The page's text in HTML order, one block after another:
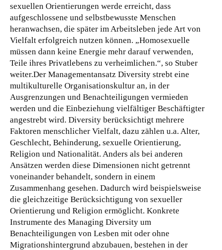
sexuellen Orientierungen werde erreicht, dass
aufgeschlossene und selbstbewusste Menschen
heranwachsen, die später im Arbeitsleben jede Art von
Vielfalt erfolgreich nutzen können. „Homosexuelle
müssen dann keine Energie mehr darauf verwenden,
Teile ihres Privatlebens zu verheimlichen.“, so Stuber
weiter.Der Managementansatz Diversity strebt eine
multikulturelle Organisationskultur an, in der
Ausgrenzungen und Benachteiligungen vermieden
werden und die Einbeziehung vielfältiger Beschäftigter
angestrebt wird. Diversity berücksichtigt mehrere
Faktoren menschlicher Vielfalt, dazu zählen u.a. Alter,
Geschlecht, Behinderung, sexuelle Orientierung,
Religion und Nationalität. Anders als bei anderen
Ansätzen werden diese Dimensionen nicht getrennt
voneinander behandelt, sondern in einem
Zusammenhang gesehen. Dadurch wird beispielsweise
die gleichzeitige Berücksichtigung von sexueller
Orientierung und Religion ermöglicht. Konkrete
Instrumente des Managing Diversity um
Benachteiligungen von Lesben mit oder ohne
Migrationshintergrund abzubauen, bestehen in der